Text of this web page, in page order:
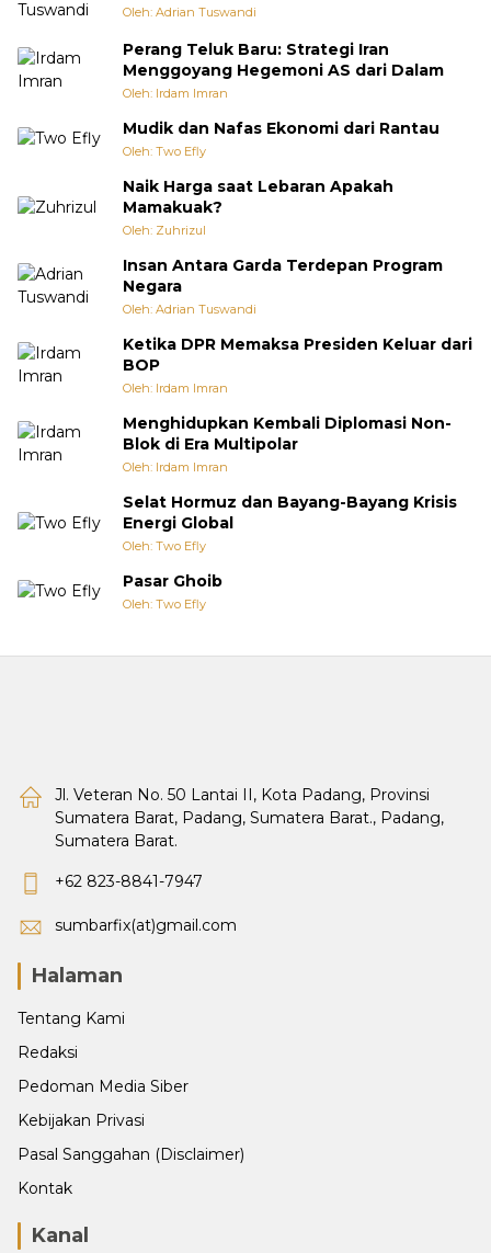
Oleh: Adrian Tuswandi
Perang Teluk Baru: Strategi Iran
Menggoyang Hegemoni AS dari Dalam
Oleh: Irdam Imran
Mudik dan Nafas Ekonomi dari Rantau
Oleh: Two Efly
Naik Harga saat Lebaran Apakah
Mamakuak?
Oleh: Zuhrizul
Insan Antara Garda Terdepan Program
Negara
Oleh: Adrian Tuswandi
Ketika DPR Memaksa Presiden Keluar dari
BOP
Oleh: Irdam Imran
Menghidupkan Kembali Diplomasi Non-
Blok di Era Multipolar
Oleh: Irdam Imran
Selat Hormuz dan Bayang-Bayang Krisis
Energi Global
Oleh: Two Efly
Pasar Ghoib
Oleh: Two Efly
Jl. Veteran No. 50 Lantai II, Kota Padang, Provinsi
Sumatera Barat, Padang, Sumatera Barat., Padang,
Sumatera Barat.
+62 823-8841-7947
sumbarfix(at)gmail.com
Halaman
Tentang Kami
Redaksi
Pedoman Media Siber
Kebijakan Privasi
Pasal Sanggahan (Disclaimer)
Kontak
Kanal